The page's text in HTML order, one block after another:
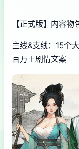
【正式版】内容物
主线&支线：15个
百万＋剧情文案